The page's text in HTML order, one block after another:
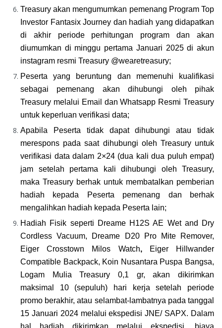
Treasury akan mengumumkan pemenang Program Top
Investor Fantasix Journey dan hadiah yang didapatkan
di akhir periode perhitungan program dan akan
diumumkan di minggu pertama Januari 2025 di akun
instagram resmi Treasury @wearetreasury;
Peserta yang beruntung dan memenuhi kualifikasi
sebagai pemenang akan dihubungi oleh pihak
Treasury melalui Email dan Whatsapp Resmi Treasury
untuk keperluan verifikasi data;
Apabila Peserta tidak dapat dihubungi atau tidak
merespons pada saat dihubungi oleh Treasury untuk
verifikasi data dalam 2×24 (dua kali dua puluh empat)
jam setelah pertama kali dihubungi oleh Treasury,
maka Treasury berhak untuk membatalkan pemberian
hadiah kepada Peserta pemenang dan berhak
mengalihkan hadiah kepada Peserta lain;
Hadiah Fisik seperti Dreame H12S AE Wet and Dry
Cordless Vacuum, Dreame D20 Pro Mite Remover,
Eiger Crosstown Milos Watch,
Eiger Hillwander
Compatible Backpack, Koin Nusantara Puspa Bangsa,
Logam Mulia Treasury 0,1 gr, akan dikirimkan
maksimal 10 (sepuluh) hari kerja setelah periode
promo berakhir, atau selambat-lambatnya pada tanggal
15 Januari 2024 melalui ekspedisi JNE/ SAPX. Dalam
hal hadiah dikirimkan melalui ekspedisi, biaya